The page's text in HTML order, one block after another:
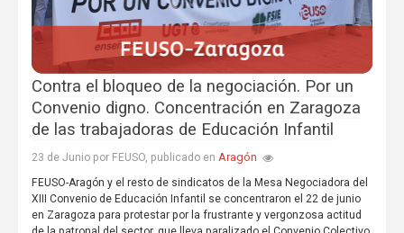
Contra el bloqueo de la negociación. Por un
Convenio digno. Concentración en Zaragoza
de las trabajadoras de Educación Infantil
23 de Junio por FEUSO, publicado en Aragón
FEUSO-Aragón y el resto de sindicatos de la Mesa Negociadora del
XIII Convenio de Educación Infantil se concentraron el 22 de junio
en Zaragoza para protestar por la frustrante y vergonzosa actitud